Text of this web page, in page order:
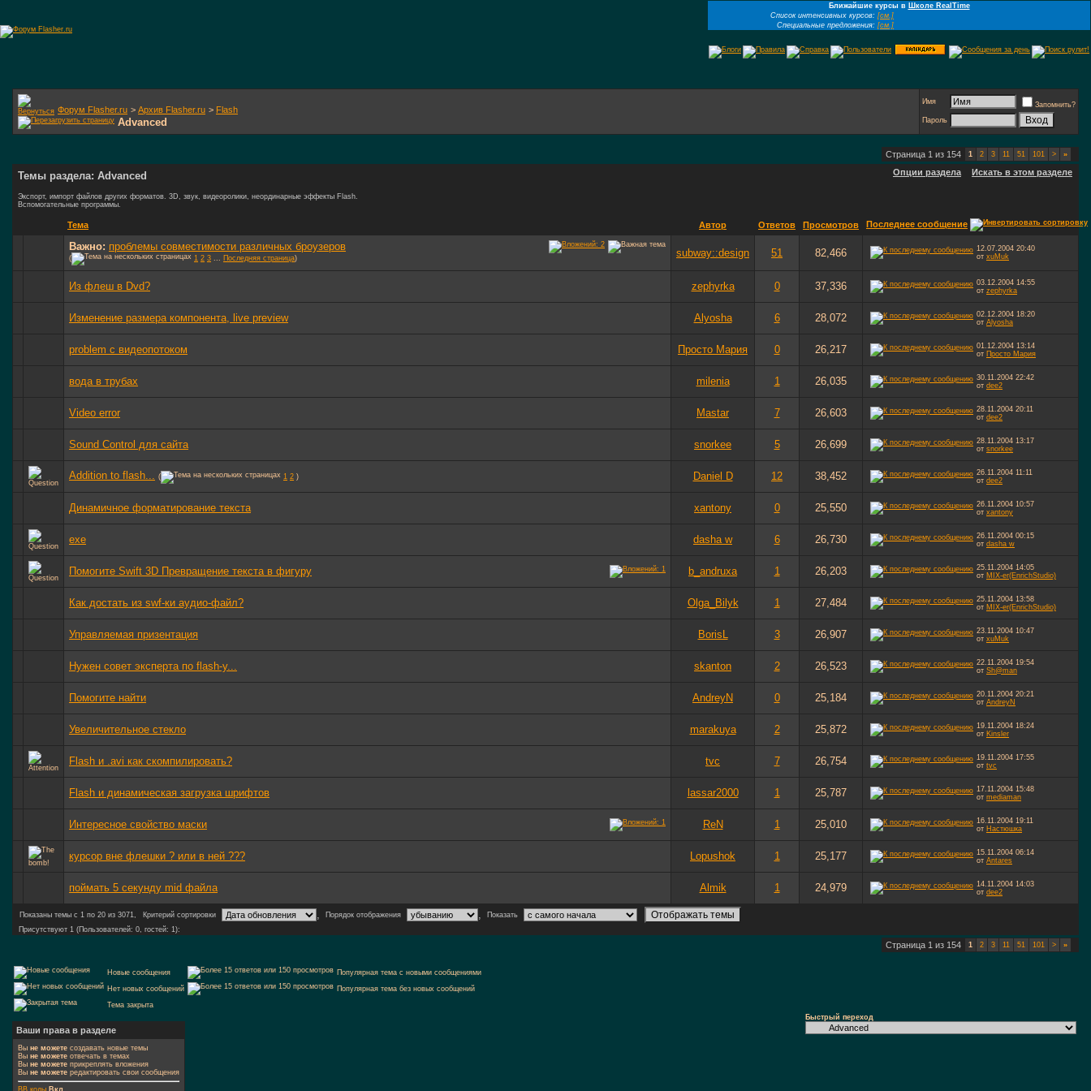
Ближайшие курсы в Школе RealTime
Список интенсивных курсов: [см.]
Специальные предложения: [см.]
Форум Flasher.ru > Архив Flasher.ru > Flash
Advanced
Имя
Запомнить?
Пароль
Страница 1 из 154 1 2 3 11 51 101 > »
Темы раздела: Advanced Опции раздела Искать в этом разделе
Экспорт, импорт файлов других форматов. 3D, звук, видеоролики, неординарные эффекты Flash.
Вспомогательные программы.
Тема Автор Ответов Просмотров Последнее сообщение
Важно: проблемы совместимости различных броузеров
( 1 2 3 ... Последняя страница) subway::design 51 82,466 12.07.2004 20:40
от xuMuk
Из флеш в Dvd? zephyrka 0 37,336 03.12.2004 14:55
от zephyrka
Изменение размера компонента, live preview Alyosha 6 28,072 02.12.2004 18:20
от Alyosha
problem с видеопотоком Просто Мария 0 26,217 01.12.2004 13:14
от Просто Мария
вода в трубах milenia 1 26,035 30.11.2004 22:42
от dee2
Video error Mastar 7 26,603 28.11.2004 20:11
от dee2
Sound Control для сайта snorkee 5 26,699 28.11.2004 13:17
от snorkee
Addition to flash... ( 1 2 ) Daniel D 12 38,452 26.11.2004 11:11
от dee2
Динамичное форматирование текста xantony 0 25,550 26.11.2004 10:57
от xantony
exe dasha w 6 26,730 26.11.2004 00:15
от dasha w
Помогите Swift 3D Превращение текста в фигуру b_andruxa 1 26,203 25.11.2004 14:05
от MIX-er(EnrichStudio)
Как достать из swf-ки аудио-файл? Olga_Bilyk 1 27,484 25.11.2004 13:58
от MIX-er(EnrichStudio)
Управляемая призентация BorisL 3 26,907 23.11.2004 10:47
от xuMuk
Нужен совет эксперта по flash-у... skanton 2 26,523 22.11.2004 19:54
от Sh@man
Помогите найти AndreyN 0 25,184 20.11.2004 20:21
от AndreyN
Увеличительное стекло marakuya 2 25,872 19.11.2004 18:24
от Kinsler
Flash и .avi как скомпилировать? tvc 7 26,754 19.11.2004 17:55
от tvc
Flash и динамическая загрузка шрифтов lassar2000 1 25,787 17.11.2004 15:48
от mediaman
Интересное свойство маски ReN 1 25,010 16.11.2004 19:11
от Настюшка
курсор вне флешки ? или в ней ??? Lopushok 1 25,177 15.11.2004 06:14
от Antares
поймать 5 секунду mid файла Almik 1 24,979 14.11.2004 14:03
от dee2
Показаны темы с 1 по 20 из 3071, Критерий сортировки , Порядок отображения ,
Показать
Присутствуют 1 (Пользователей: 0, гостей: 1):
Страница 1 из 154 1 2 3 11 51 101 > »
Новые сообщения
Популярная тема с новыми сообщениями
Нет новых сообщений
Популярная тема без новых сообщений
Тема закрыта
Ваши права в разделе
Вы не можете создавать новые темы
Вы не можете отвечать в темах
Вы не можете прикреплять вложения
Вы не можете редактировать свои сообщения
BB коды Вкл.
Быстрый переход